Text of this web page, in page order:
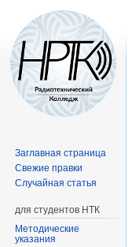
Заглавная страница
Свежие правки
Случайная статья
для студентов НТК
Методические
указания